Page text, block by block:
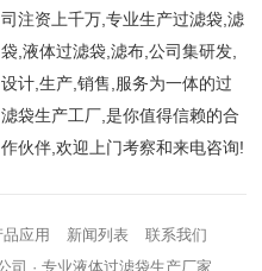
司注资上千万,专业生产过滤袋,滤
袋,液体过滤袋,滤布,公司集研发,
设计,生产,销售,服务为一体的过
滤袋生产工厂,是你值得信赖的合
作伙伴,欢迎上门考察和来电咨询!
品应用 新闻列表
联系我们
司 · 专业液体过滤袋生产厂家